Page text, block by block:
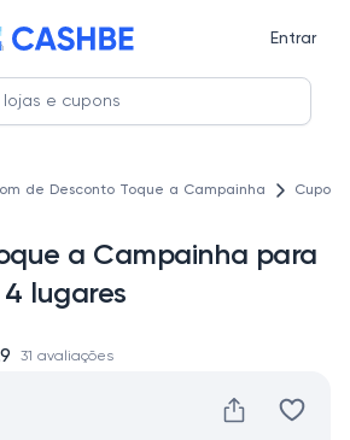
Entrar
de Desconto Toque a Campainha
a Campainha para
4 lugares
31 avaliações